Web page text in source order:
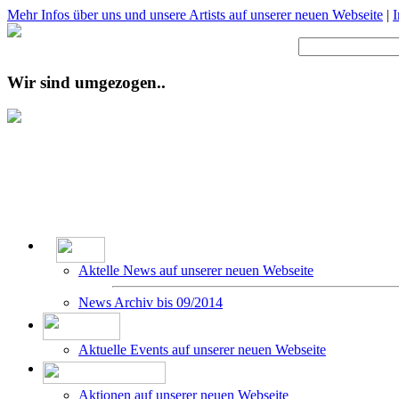
Mehr Infos über uns und unsere Artists auf unserer neuen Webseite |
Wir sind umgezogen..
Aktelle News auf unserer neuen Webseite
News Archiv bis 09/2014
Aktuelle Events auf unserer neuen Webseite
Aktionen auf unserer neuen Webseite